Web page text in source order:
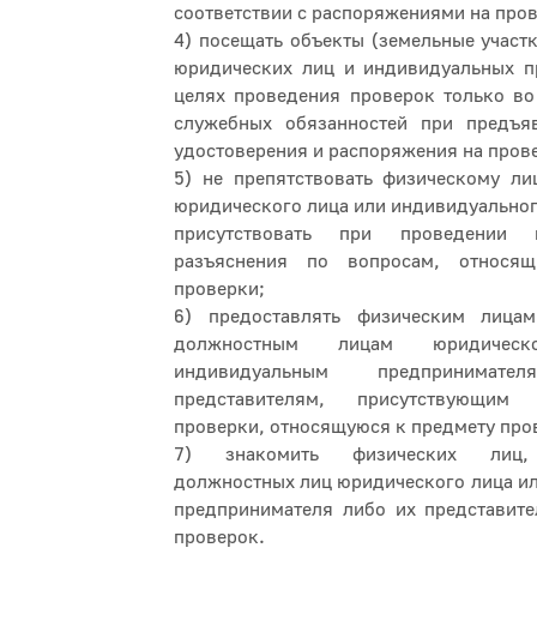
соответствии с распоряжениями на
4) посещать объекты (земельные
юридических лиц и индивидуальных
целях проведения проверок только
служебных обязанностей при
удостоверения и распоряжения на
5) не препятствовать физическому
юридического лица или
присутствовать при проведении
разъяснения по вопросам,
проверки;
6) предоставлять физическим
должностным лицам
индивидуальным
представителям,
проверки, относящуюся к предмету
7) знакомить физических лиц,
должностных лиц юридического лица
предпринимателя либо их
проверок.